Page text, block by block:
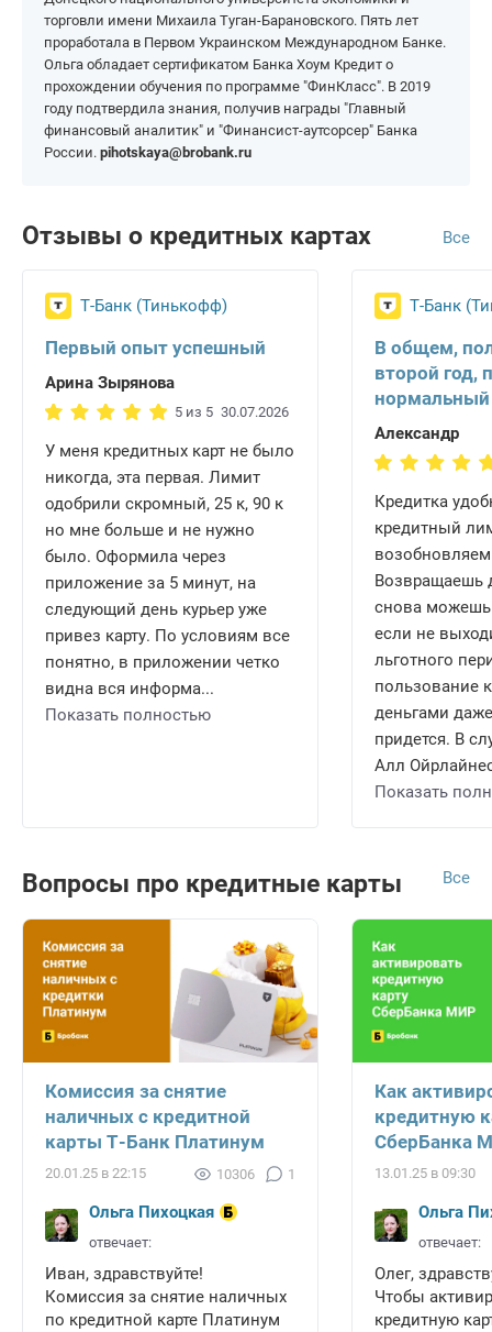
торговли имени Михаила Туган-Барановского. Пять лет
проработала в Первом Украинском Международном Банке.
Ольга обладает сертификатом Банка Хоум Кредит о
прохождении обучения по программе "ФинКласс". В 2019
году подтвердила знания, получив награды "Главный
финансовый аналитик" и "Финансист-аутсорсер" Банка
России. pihotskaya@brobank.ru
Отзывы о кредитных картах Все
Т-Банк (Тинькофф)
Первый опыт успешный
Арина Зырянова
5 из 5 30.07.2026
У меня кредитных карт не было
никогда, эта первая. Лимит
одобрили скромный, 25 к, 90 к
но мне больше и не нужно
было. Оформила через
приложение за 5 минут, на
следующий день курьер уже
привез карту. По условиям все
понятно, в приложении четко
видна вся информа...
Показать полностью
Т-Банк
В общем,
второй год,
нормальный
Александр
Кредитка
кредитный
Возвращаешь
снова можешь
если не
льготного
пользование
деньгами
придется. В
Алл
Показать
Вопросы про кредитные карты Все
Комиссия за снятие
наличных с кредитной
карты Т-Банк Платинум
20.01.25 в 22:15 10306 1
Ольга Пихоцкая
отвечает:
Иван, здравствуйте!
Комиссия за снятие наличных
по кредитной карте Платинум
Как
кредитную
СберБанка
13.01.25 в 09:30
Ольга
отвечает:
Олег,
Чтобы
кредитную